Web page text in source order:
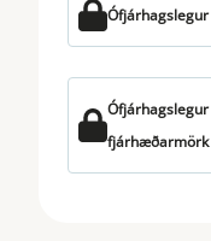
fjárhæðarmörk